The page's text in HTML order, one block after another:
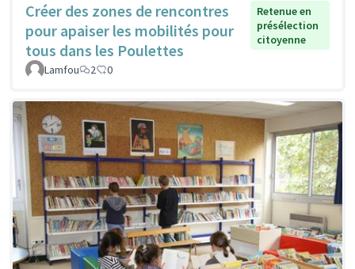
Créer des zones de rencontres
pour apaiser les mobilités pour
tous dans les Poulettes
Retenue en
présélection
citoyenne
Lamfou 2 0